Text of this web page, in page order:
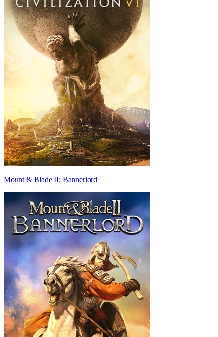
Mount & Blade II: Bannerlord